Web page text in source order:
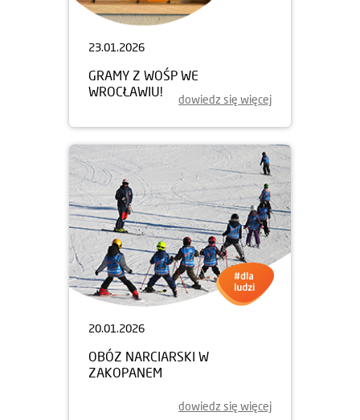
23.01.2026
GRAMY Z WOŚP WE
WROCŁAWIU!
dowiedz się więcej
20.01.2026
OBÓZ NARCIARSKI W
ZAKOPANEM
dowiedz się więcej